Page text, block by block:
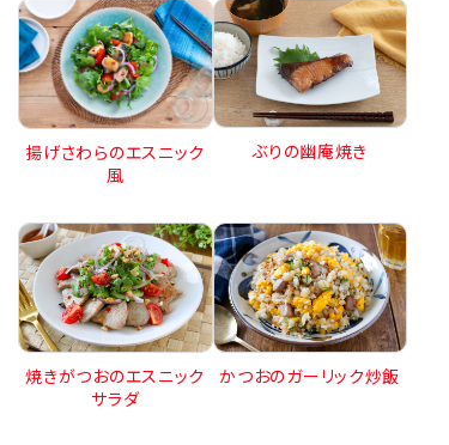
揚げさわらのエスニック
風
ぶりの幽庵焼き
焼きがつおのエスニック
サラダ
かつおのガーリック炒飯